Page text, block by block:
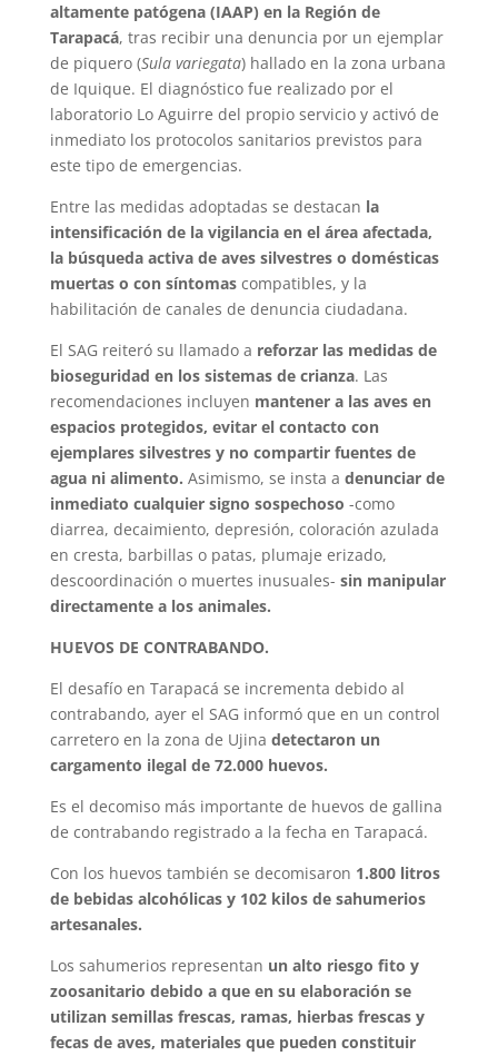
altamente patógena (IAAP) en la Región de
Tarapacá, tras recibir una denuncia por un ejemplar
de piquero (Sula variegata) hallado en la zona urbana
de Iquique. El diagnóstico fue realizado por el
laboratorio Lo Aguirre del propio servicio y activó de
inmediato los protocolos sanitarios previstos para
este tipo de emergencias.
Entre las medidas adoptadas se destacan la
intensificación de la vigilancia en el área afectada,
la búsqueda activa de aves silvestres o domésticas
muertas o con síntomas compatibles, y la
habilitación de canales de denuncia ciudadana.
El SAG reiteró su llamado a reforzar las medidas de
bioseguridad en los sistemas de crianza. Las
recomendaciones incluyen mantener a las aves en
espacios protegidos, evitar el contacto con
ejemplares silvestres y no compartir fuentes de
agua ni alimento. Asimismo, se insta a denunciar de
inmediato cualquier signo sospechoso -como
diarrea, decaimiento, depresión, coloración azulada
en cresta, barbillas o patas, plumaje erizado,
descoordinación o muertes inusuales- sin manipular
directamente a los animales.
HUEVOS DE CONTRABANDO.
El desafío en Tarapacá se incrementa debido al
contrabando, ayer el SAG informó que en un control
carretero en la zona de Ujina detectaron un
cargamento ilegal de 72.000 huevos.
Es el decomiso más importante de huevos de gallina
de contrabando registrado a la fecha en Tarapacá.
Con los huevos también se decomisaron 1.800 litros
de bebidas alcohólicas y 102 kilos de sahumerios
artesanales.
Los sahumerios representan un alto riesgo fito y
zoosanitario debido a que en su elaboración se
utilizan semillas frescas, ramas, hierbas frescas y
fecas de aves, materiales que pueden constituir